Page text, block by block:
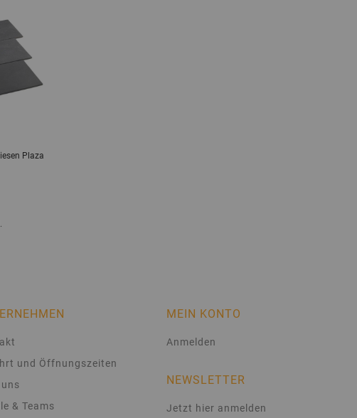
Plaza
und Öffnungszeiten
& Teams
MEIN KONTO
Anmelden
NEWSLETTER
Jetzt hier anmelden